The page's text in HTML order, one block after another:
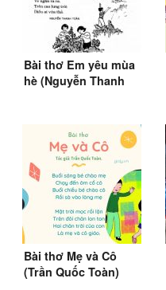
Bài thơ Em yêu mùa
hè (Nguyễn Thanh
Bài thơ Mẹ và Cô
(Trần Quốc Toàn)